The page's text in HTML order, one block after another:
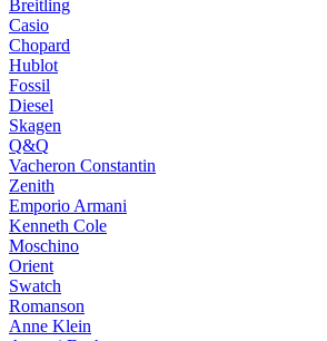
Breitling
Casio
Chopard
Hublot
Fossil
Diesel
Skagen
Q&Q
Vacheron Constantin
Zenith
Emporio Armani
Kenneth Cole
Moschino
Orient
Swatch
Romanson
Anne Klein